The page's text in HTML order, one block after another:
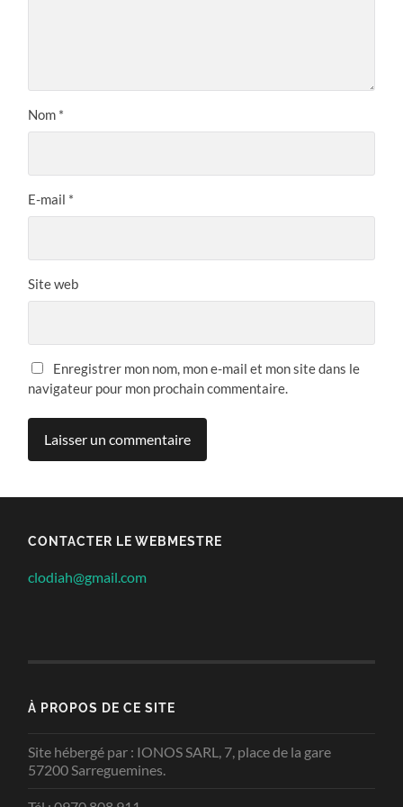
Nom *
E-mail *
Site web
Enregistrer mon nom, mon e-mail et mon site dans le
navigateur pour mon prochain commentaire.
CONTACTER LE WEBMESTRE
clodiah@gmail.com
À PROPOS DE CE SITE
Site hébergé par : IONOS SARL, 7, place de la gare
57200 Sarreguemines.